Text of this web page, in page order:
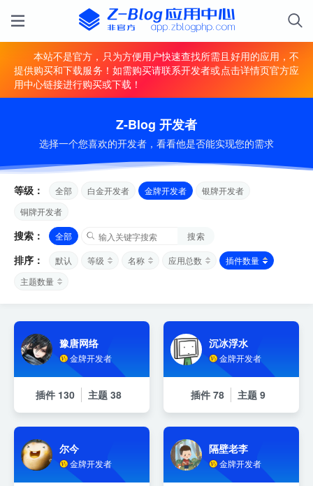
本站不是官方，只为方便用户快速查找所需且好用的应用，不
提供购买和下载服务！如需购买请联系开发者或点击详情页官方应
用中心链接进行购买或下载！
Z-Blog 开发者
选择一个您喜欢的开发者，看看他是否能实现您的需求
等级： 全部 白金开发者 金牌开发者
银牌开发者
铜牌开发者
搜索： 全部 搜索
排序： 默认 等级 名称 应用总数
插件数量
主题数量
豫唐网络
金牌开发者
插件 130 主题 38
沉冰浮水
金牌开发者
插件78 主题 9
尔今
金牌开发者
隔壁老李
金牌开发者